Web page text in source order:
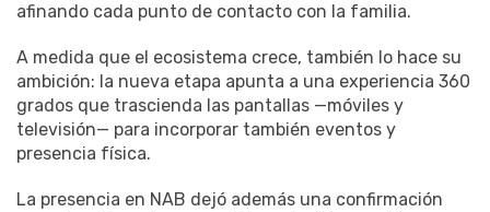
afinando cada punto de contacto con la familia.
A medida que el ecosistema crece, también lo hace su
ambición: la nueva etapa apunta a una experiencia 360
grados que trascienda las pantallas —móviles y
televisión— para incorporar también eventos y
presencia física.
La presencia en NAB dejó además una confirmación